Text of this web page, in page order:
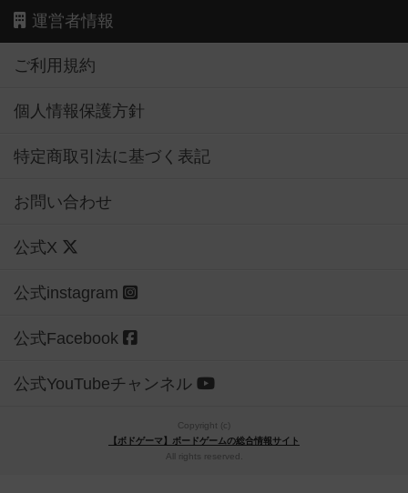
運営者情報
ご利用規約
個人情報保護方針
特定商取引法に基づく表記
お問い合わせ
公式X
公式instagram
公式Facebook
公式YouTubeチャンネル
Copyright (c)
【ボドゲーマ】ボードゲームの総合情報サイト
All rights reserved.